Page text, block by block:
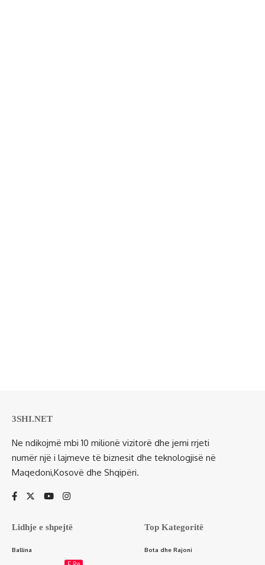
3SHI.NET
Ne ndikojmë mbi 10 milionë vizitorë dhe jemi rrjeti
numër një i lajmeve të biznesit dhe teknologjisë në
Maqedoni,Kosovë dhe Shqipëri.
Lidhje e shpejtë
Ballina
Top Kategoritë
Bota dhe Rajoni